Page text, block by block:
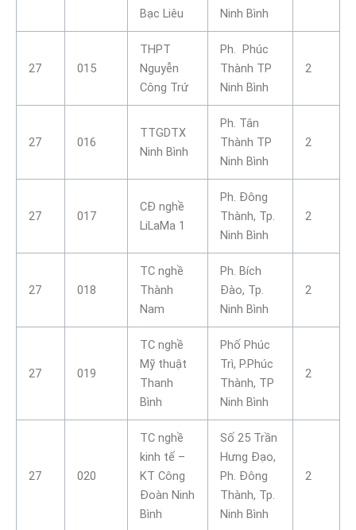
Bạc Liêu
Ninh Bình
27 015
THPT
Nguyễn
Công Trứ
Ph. Phúc
Thành TP
Ninh Bình
2
27 016
TTGDTX
Ninh Bình
Ph. Tân
Thành TP
Ninh Bình
2
27 017
CĐ nghề
LiLaMa 1
Ph. Đông
Thành, Tp.
Ninh Bình
2
27 018
TC nghề
Thành
Nam
Ph. Bích
Đào, Tp.
Ninh Bình
2
27 019
TC nghề
Mỹ thuật
Thanh
Bình
Phố Phúc
Trì, P.Phúc
Thành, TP
Ninh Bình
2
27 020
TC nghề
kinh tế –
KT Công
Đoàn Ninh
Bình
Số 25 Trần
Hưng Đạo,
Ph. Đông
Thành, Tp.
Ninh Bình
2